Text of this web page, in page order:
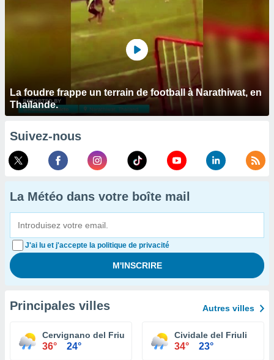
La foudre frappe un terrain de football à Narathiwat, en
Thaïlande.
Suivez-nous
La Météo dans votre boîte mail
J'ai lu et j'accepte la politique de privacité
Principales villes Autres villes
Cervignano del Friuli
36° 24°
Cividale del Friuli
34° 23°